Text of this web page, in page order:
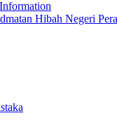
Hibah Negeri